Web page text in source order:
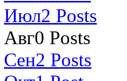
Июл2 Posts
Авг0 Posts
Сен2 Posts